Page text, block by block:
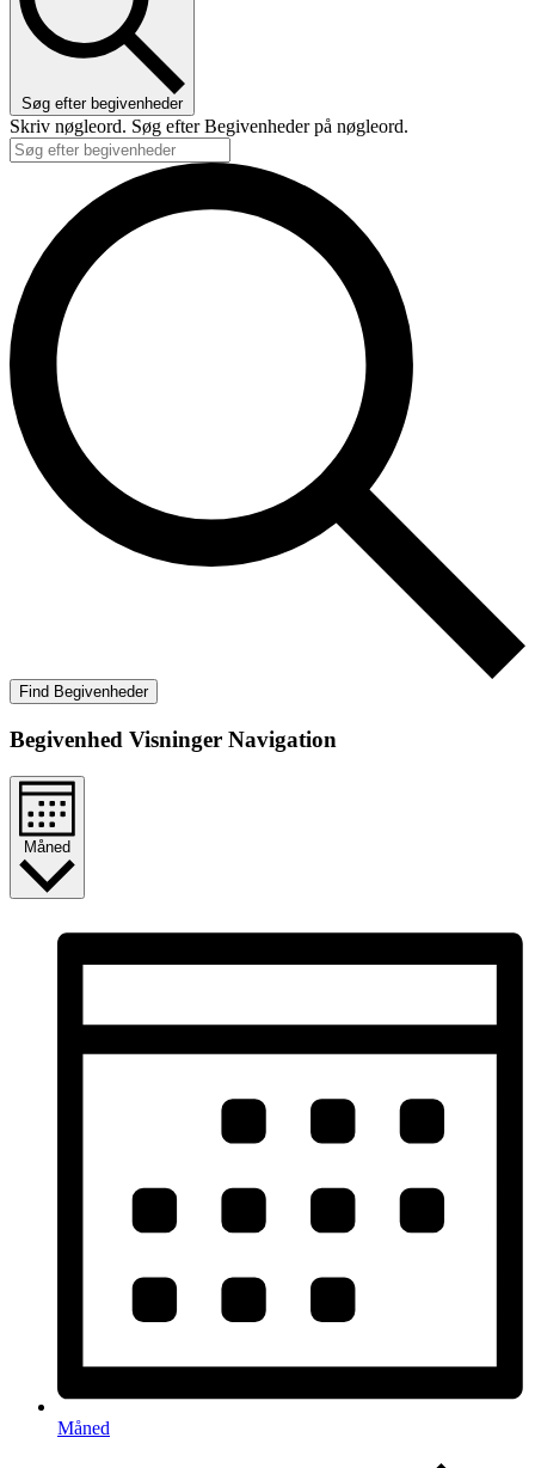
Søg efter begivenheder
Skriv nøgleord. Søg efter Begivenheder på nøgleord.
Find Begivenheder
Begivenhed Visninger Navigation
Måned
Måned